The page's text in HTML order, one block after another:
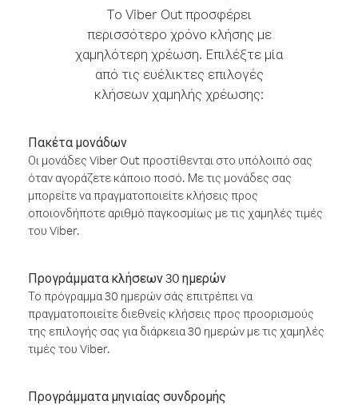
Το Viber Out προσφέρει
περισσότερο χρόνο κλήσης με
χαμηλότερη χρέωση. Επιλέξτε μία
από τις ευέλικτες επιλογές
κλήσεων χαμηλής χρέωσης:
Πακέτα μονάδων
Οι μονάδες Viber Out προστίθενται στο υπόλοιπό σας
όταν αγοράζετε κάποιο ποσό. Με τις μονάδες σας
μπορείτε να πραγματοποιείτε κλήσεις προς
οποιονδήποτε αριθμό παγκοσμίως με τις χαμηλές τιμές
του Viber.
Προγράμματα κλήσεων 30 ημερών
Το πρόγραμμα 30 ημερών σάς επιτρέπει να
πραγματοποιείτε διεθνείς κλήσεις προς προορισμούς
της επιλογής σας για διάρκεια 30 ημερών με τις χαμηλές
τιμές του Viber.
Προγράμματα μηνιαίας συνδρομής